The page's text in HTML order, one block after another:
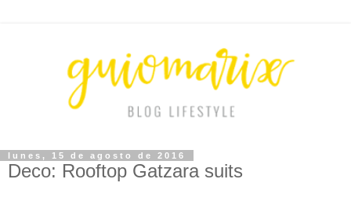
lunes, 15 de agosto de 2016
Deco: Rooftop Gatzara suits